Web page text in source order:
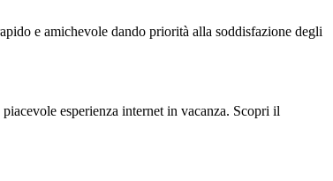
e amichevole dando priorità alla soddisfazione degli
esperienza internet in vacanza. Scopri il